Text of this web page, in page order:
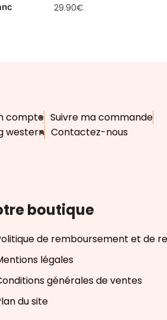
29.90€
compte Suivre ma commande
western Contactez-nous
boutique
de remboursement et de
légales
générales de ventes
du site